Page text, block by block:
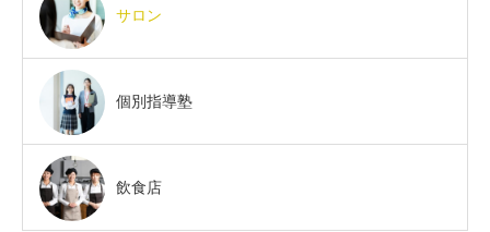
サロン
個別指導塾
飲食店